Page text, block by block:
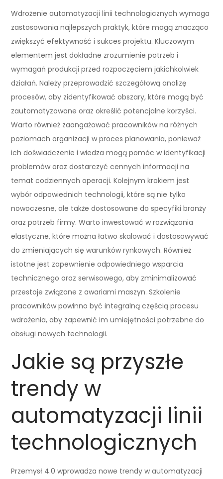
Wdrożenie automatyzacji linii technologicznych wymaga
zastosowania najlepszych praktyk, które mogą znacząco
zwiększyć efektywność i sukces projektu. Kluczowym
elementem jest dokładne zrozumienie potrzeb i
wymagań produkcji przed rozpoczęciem jakichkolwiek
działań. Należy przeprowadzić szczegółową analizę
procesów, aby zidentyfikować obszary, które mogą być
zautomatyzowane oraz określić potencjalne korzyści.
Warto również zaangażować pracowników na różnych
poziomach organizacji w proces planowania, ponieważ
ich doświadczenie i wiedza mogą pomóc w identyfikacji
problemów oraz dostarczyć cennych informacji na
temat codziennych operacji. Kolejnym krokiem jest
wybór odpowiednich technologii, które są nie tylko
nowoczesne, ale także dostosowane do specyfiki branży
oraz potrzeb firmy. Warto inwestować w rozwiązania
elastyczne, które można łatwo skalować i dostosowywać
do zmieniających się warunków rynkowych. Również
istotne jest zapewnienie odpowiedniego wsparcia
technicznego oraz serwisowego, aby zminimalizować
przestoje związane z awariami maszyn. Szkolenie
pracowników powinno być integralną częścią procesu
wdrożenia, aby zapewnić im umiejętności potrzebne do
obsługi nowych technologii.
Jakie są przyszłe
trendy w
automatyzacji linii
technologicznych
Przemysł 4.0 wprowadza nowe trendy w automatyzacji